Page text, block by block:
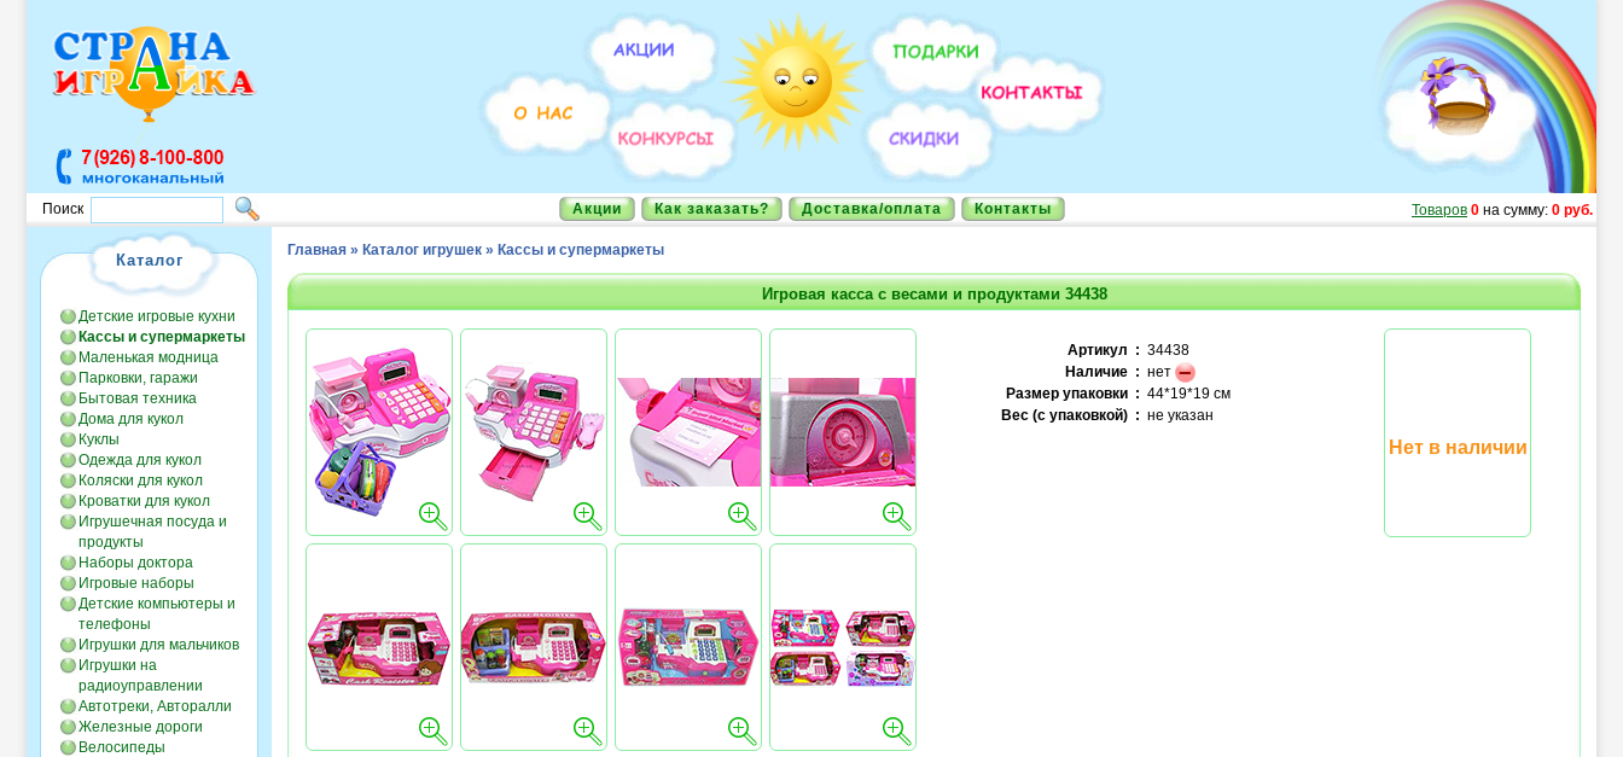
Поиск Акции Как заказать? Доставка/оплата Контакты Товаров 0 на сумму: 0 руб.
Каталог
Детские игровые кухни
Кассы и супермаркеты
Маленькая модница
Парковки, гаражи
Бытовая техника
Дома для кукол
Куклы
Одежда для кукол
Коляски для кукол
Кроватки для кукол
Игрушечная посуда и
продукты
Наборы доктора
Игровые наборы
Детские компьютеры и
телефоны
Игрушки для мальчиков
Игрушки на
радиоуправлении
Автотреки, Авторалли
Железные дороги
Велосипеды
Главная » Каталог игрушек » Кассы и супермаркеты
Игровая касса с весами и продуктами 34438
Артикул : 34438
Наличие : нет
Размер упаковки : 44*19*19 см
Вес (с упаковкой) : не указан
Нет в наличии